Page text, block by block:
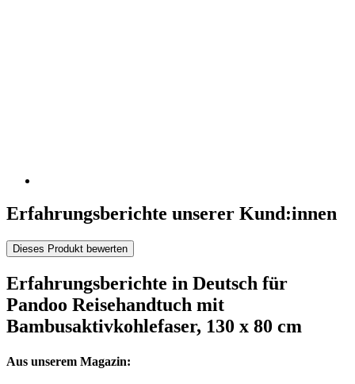
Erfahrungsberichte unserer Kund:innen
Dieses Produkt bewerten
Erfahrungsberichte in Deutsch für
Pandoo Reisehandtuch mit
Bambusaktivkohlefaser, 130 x 80 cm
Aus unserem Magazin: